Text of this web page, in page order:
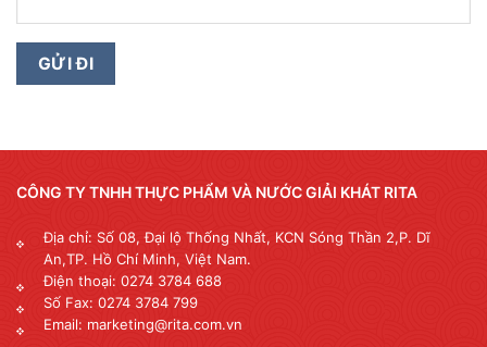
CÔNG TY TNHH THỰC PHẨM VÀ NƯỚC GIẢI KHÁT RITA
Địa chỉ: Số 08, Đại lộ Thống Nhất, KCN Sóng Thần 2,P. Dĩ
An,TP. Hồ Chí Minh, Việt Nam.
Điện thoại: 0274 3784 688
Số Fax: 0274 3784 799
Email: marketing@rita.com.vn